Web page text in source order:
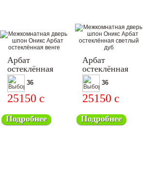
Арбат
остеклённая
36
25150 c
Подробнее
Арбат
остеклённая
36
25150 c
Подробнее